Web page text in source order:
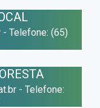
- Telefone: (65)
- Telefone: